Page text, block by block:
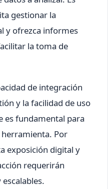
gestionar la
y ofrezca informes
la toma de
de integración
y la facilidad de uso
es fundamental para
Por
exposición digital y
requerirán